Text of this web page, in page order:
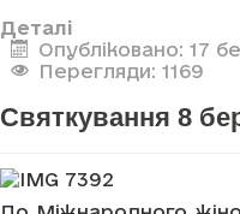
Деталі
Опубліковано: 17
Перегляди: 1169
Святкування 8